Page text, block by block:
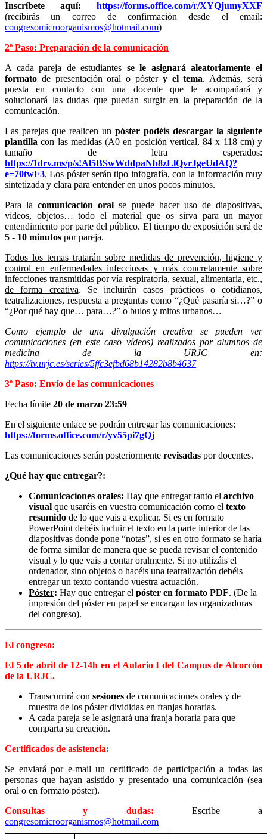
Inscríbete aquí: https://forms.office.com/r/XYQjumyXXF
(recibirás un correo de confirmación desde el email:
congresomicroorganismos@hotmail.com)
2º Paso: Preparación de la comunicación
A cada pareja de estudiantes se le asignará aleatoriamente el
formato de presentación oral o póster y el tema. Además, será
puesta en contacto con una docente que le acompañará y
solucionará las dudas que puedan surgir en la preparación de la
comunicación.
Las parejas que realicen un póster podéis descargar la siguiente
plantilla con las medidas (A0 en posición vertical, 84 x 118 cm) y
tamaño de letra esperados:
https://1drv.ms/p/s!Al5BSwWddpaNb8zLlQvrJgeUdAQ?
e=70twF3.Los póster serán tipo infografía, con la información muy
sintetizada y clara para entender en unos pocos minutos.
Para lacomunicación oralse puede hacer uso de diapositivas,
vídeos, objetos… todo el material que os sirva para un mayor
entendimiento por parte del público. El tiempo de exposición será de
5 - 10 minutos por pareja.
Todos los temas tratarán sobre medidas de prevención, higiene y
control en enfermedades infecciosas y más concretamente sobre
infecciones transmitidas por vía respiratoria, sexual, alimentaria, etc.,
de forma creativa. Se incluirán casos prácticos o cotidianos,
teatralizaciones, respuesta a preguntas como “¿Qué pasaría si…?” o
“¿Por qué hay que… para…?” o bulos y mitos urbanos…
Como ejemplo de una divulgación creativa se pueden ver
comunicaciones (en este caso vídeos) realizados por alumnos de
medicina de la URJC en:
https://tv.urjc.es/series/5ffc3efbd68b14282b8b4637
3º Paso: Envío de las comunicaciones
Fecha límite 20 de marzo 23:59
En el siguiente enlace se podrán entregar las comunicaciones:
https://forms.office.com/r/yv55pi7gQj
Las comunicaciones serán posteriormente revisadas por docentes.
¿Qué hay que entregar?:
Comunicaciones orales: Hay que entregar tanto el archivo
visual que usaréis en vuestra comunicación como el texto
resumido de lo que vais a explicar. Si es en formato
PowerPoint debéis incluir el texto en la parte inferior de las
diapositivas donde pone “notas”, si es en otro formato se haría
de forma similar de manera que se pueda revisar el contenido
visual y lo que vais a contar oralmente. Si no utilizáis el
ordenador, sino objetos o hacéis una teatralización debéis
entregar un texto contando vuestra actuación.
Póster: Hay que entregar el póster en formato PDF. (De la
impresión del póster en papel se encargan las organizadoras
del congreso).
El congreso:
El 5 de abril de 12-14h en el Aulario I del Campus de Alcorcón
de la URJC.
Transcurrirá con sesiones de comunicaciones orales y de
muestra de los póster divididas en franjas horarias.
A cada pareja se le asignará una franja horaria para que
comparta su creación.
Certificados de asistencia:
Se enviará por e-mail un certificado de participación a todas las
personas que hayan asistido y presentado una comunicación (sea
oral o en formato póster).
Consultas y dudas:
Escribe a
congresomicroorganismos@hotmail.com